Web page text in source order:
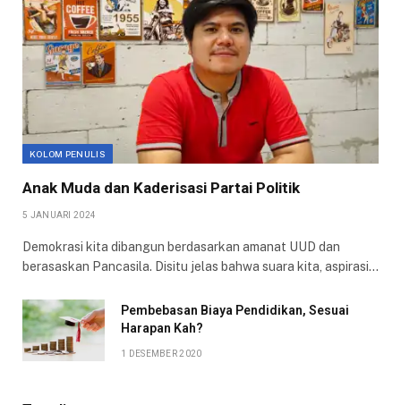
KOLOM PENULIS
Anak Muda dan Kaderisasi Partai Politik
5 JANUARI 2024
Demokrasi kita dibangun berdasarkan amanat UUD dan
berasaskan Pancasila. Disitu jelas bahwa suara kita, aspirasi…
Pembebasan Biaya Pendidikan, Sesuai
Harapan Kah?
1 DESEMBER 2020